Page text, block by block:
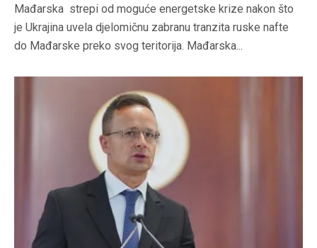
Mađarska strepi od moguće energetske krize nakon što
je Ukrajina uvela djelomičnu zabranu tranzita ruske nafte
do Mađarske preko svog teritorija. Mađarska...